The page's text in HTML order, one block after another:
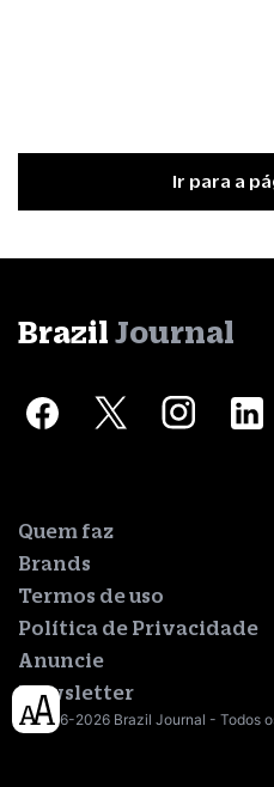
Ir para a
Brazil Journal
Quem faz
Brands
Termos de uso
Política de Privacidade
Anuncie
Newsletter
© 2016-2026 Brazil Journal - Todos